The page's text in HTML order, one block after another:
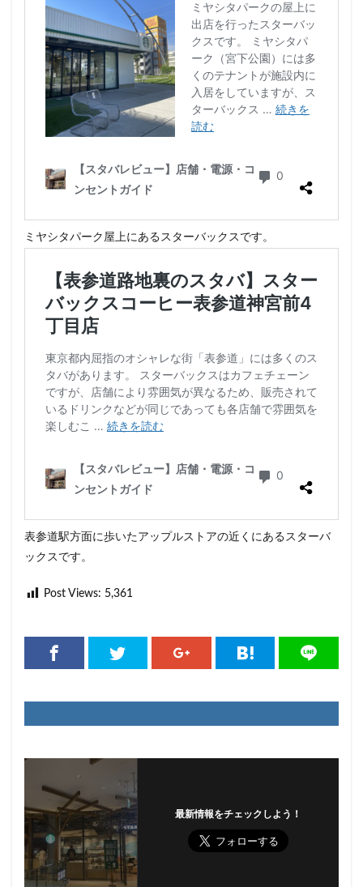
ミヤシタパーク屋上にあるスターバックスです。
表参道駅方面に歩いたアップルストアの近くにあるスターバ
ックスです。
Post Views: 5,361
最新情報をチェックしよう！